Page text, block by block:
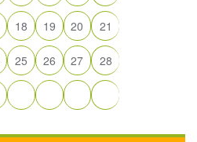
18 19 20 21
25 26 27 28